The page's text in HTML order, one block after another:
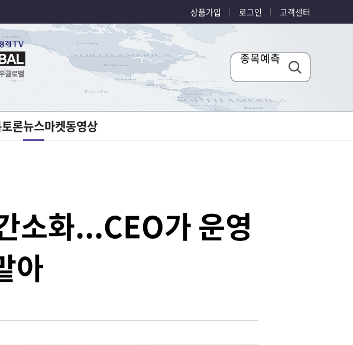
상품가입 로그인 고객센터
종목예측
론뉴스마켓동영상
소화...CEO가 운영
아